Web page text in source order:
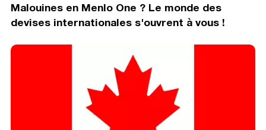
Malouines en Menlo One ? Le monde des
devises internationales s'ouvrent à vous !